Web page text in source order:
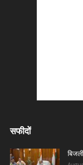
सफीदों